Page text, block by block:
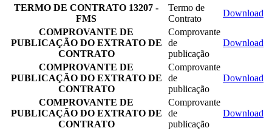
TERMO DE CONTRATO 13207 -
FMS
Termo de
Contrato
Download
COMPROVANTE DE
PUBLICAÇÃO DO EXTRATO DE
CONTRATO
Comprovante
de
publicação
Download
COMPROVANTE DE
PUBLICAÇÃO DO EXTRATO DE
CONTRATO
Comprovante
de
publicação
Download
COMPROVANTE DE
PUBLICAÇÃO DO EXTRATO DE
CONTRATO
Comprovante
de
publicação
Download